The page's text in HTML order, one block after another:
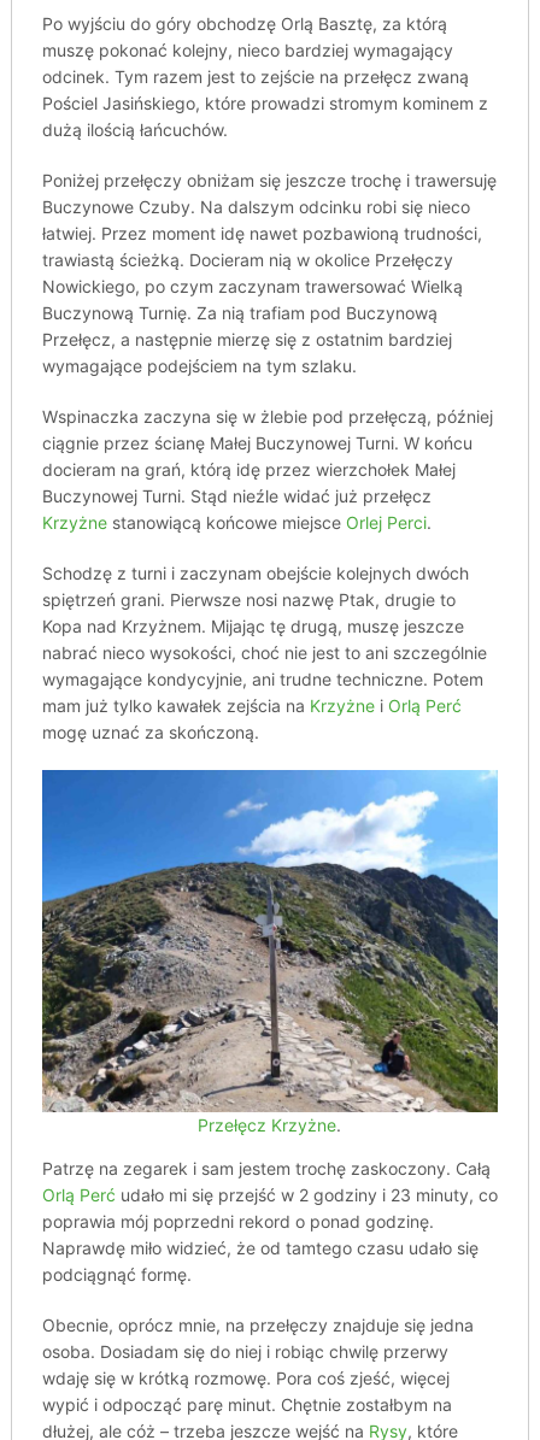
Po wyjściu do góry obchodzę Orlą Basztę, za którą
muszę pokonać kolejny, nieco bardziej wymagający
odcinek. Tym razem jest to zejście na przełęcz zwaną
Pościel Jasińskiego, które prowadzi stromym kominem z
dużą ilością łańcuchów.
Poniżej przełęczy obniżam się jeszcze trochę i trawersuję
Buczynowe Czuby. Na dalszym odcinku robi się nieco
łatwiej. Przez moment idę nawet pozbawioną trudności,
trawiastą ścieżką. Docieram nią w okolice Przełęczy
Nowickiego, po czym zaczynam trawersować Wielką
Buczynową Turnię. Za nią trafiam pod Buczynową
Przełęcz, a następnie mierzę się z ostatnim bardziej
wymagające podejściem na tym szlaku.
Wspinaczka zaczyna się w żlebie pod przełęczą, później
ciągnie przez ścianę Małej Buczynowej Turni. W końcu
docieram na grań, którą idę przez wierzchołek Małej
Buczynowej Turni. Stąd nieźle widać już przełęcz
Krzyżnestanowiącą końcowe miejsce Orlej Perci.
Schodzę z turni i zaczynam obejście kolejnych dwóch
spiętrzeń grani. Pierwsze nosi nazwę Ptak, drugie to
Kopa nad Krzyżnem. Mijając tę drugą, muszę jeszcze
nabrać nieco wysokości, choć nie jest to ani szczególnie
wymagające kondycyjnie, ani trudne techniczne. Potem
mam już tylko kawałek zejścia na Krzyżnei Orlą Perć
mogę uznać za skończoną.
Przełęcz Krzyżne.
Patrzę na zegarek i sam jestem trochę zaskoczony. Całą
Orlą Perć udało mi się przejść w 2 godziny i 23 minuty, co
poprawia mój poprzedni rekord o ponad godzinę.
Naprawdę miło widzieć, że od tamtego czasu udało się
podciągnąć formę.
Obecnie, oprócz mnie, na przełęczy znajduje się jedna
osoba. Dosiadam się do niej i robiąc chwilę przerwy
wdaję się w krótką rozmowę. Pora coś zjeść, więcej
wypić i odpocząć parę minut. Chętnie zostałbym na
dłużej, ale cóż – trzeba jeszcze wejść na Rysy, które